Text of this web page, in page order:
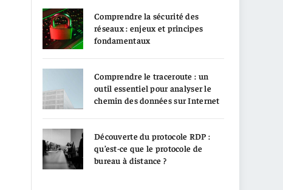
Comprendre la sécurité des
réseaux : enjeux et principes
fondamentaux
Comprendre le traceroute : un
outil essentiel pour analyser le
chemin des données sur Internet
Découverte du protocole RDP :
qu’est-ce que le protocole de
bureau à distance ?